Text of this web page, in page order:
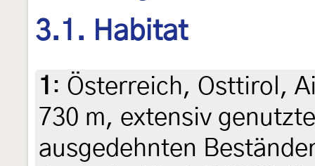
3.1. Habitat
1 : Österreich, Osttirol,
730 m, extensiv
ausgedehnten